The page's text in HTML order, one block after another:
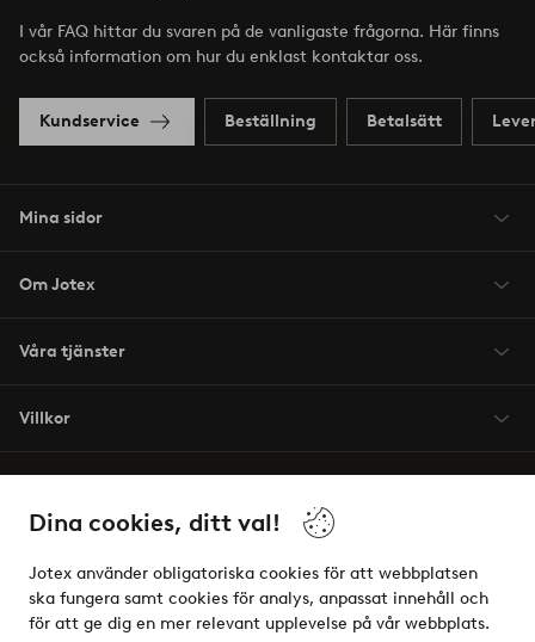
Dina cookies, ditt val!
Jotex använder obligatoriska cookies för att webbplatsen
ska fungera samt cookies för analys, anpassat innehåll och
för att ge dig en mer relevant upplevelse på vår webbplats.
I vår FAQ hittar du svaren på de vanligaste frågorna. Här finns
också information om hur du enklast kontaktar oss.
Kundservice Beställning Betalsätt
Mina sidor
Om Jotex
Våra tjänster
Villkor